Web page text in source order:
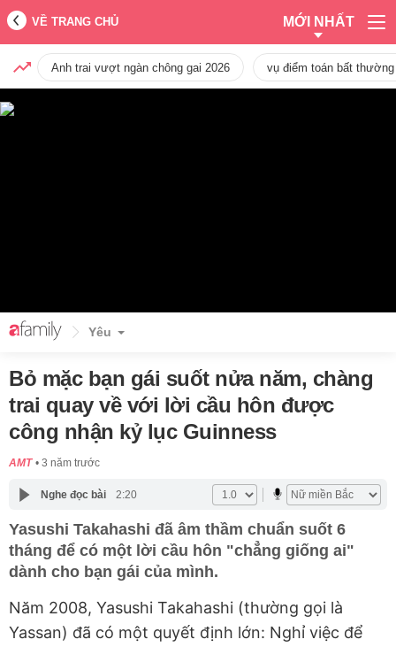
VỀ TRANG CHỦ MỚI NHẤT
Anh trai vượt ngàn chông gai 2026 vụ điểm toán bất
Yêu
Bỏ mặc bạn gái suốt nửa năm, chàng
trai quay về với lời cầu hôn được
công nhận kỷ lục Guinness
AMT 3 năm trước
Nghe đọc bài 2:20
Yasushi Takahashi đã âm thầm chuẩn suốt 6
tháng để có một lời cầu hôn "chẳng giống ai"
dành cho bạn gái của mình.
Năm 2008, Yasushi Takahashi (thường gọi là
Yassan) đã có một quyết định lớn: Nghỉ việc để